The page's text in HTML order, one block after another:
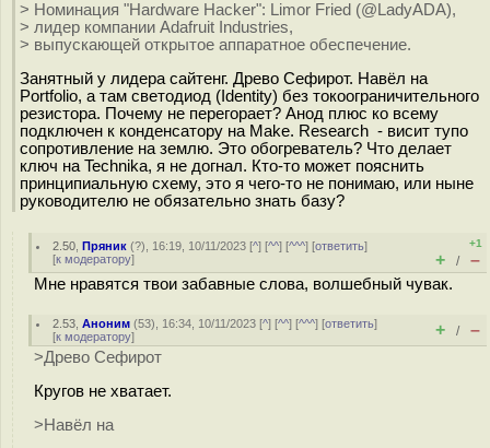
> Номинация "Hardware Hacker": Limor Fried (@LadyADA),
> лидер компании Adafruit Industries,
> выпускающей открытое аппаратное обеспечение.
Занятный у лидера сайтенг. Древо Сефирот. Навёл на
Portfolio, а там светодиод (Identity) без токоограничительного
резистора. Почему не перегорает? Анод плюс ко всему
подключен к конденсатору на Make. Research - висит тупо
сопротивление на землю. Это обогреватель? Что делает
ключ на Technika, я не догнал. Кто-то может пояснить
принципиальную схему, это я чего-то не понимаю, или ныне
руководителю не обязательно знать базу?
2.50 ,Пряник (?), 16:19, 10/11/2023 [^] [^^] [^^^] [ответить]
[к модератору]
+1
+ / –
Мне нравятся твои забавные слова, волшебный чувак.
2.53 ,Аноним (53), 16:34, 10/11/2023 [^] [^^] [^^^] [ответить]
[к модератору] + / –
>Древо Сефирот
Кругов не хватает.
>Навёл на